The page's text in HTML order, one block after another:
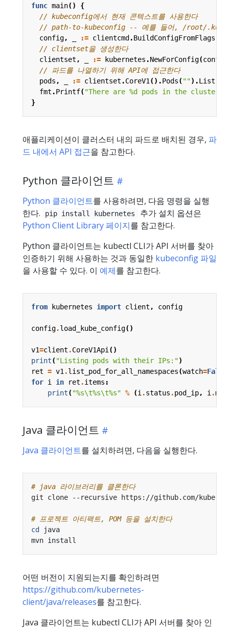
func main()
{
// kubeconfig에서 현재 콘텍스트를 사용한다
// path-to-kubeconfig -- 예를 들어, /root/
config, := clientcmd .BuildConfigFromFlags
// clientset을 생성한다
clientset , := kubernetes .NewForConfig(config
// 파드를 나열하기 위해 API에 접근한다
pods , := clientset .CoreV1 ().Pods("").List
fmt .Printf("There are %d pods in the
}
애플리케이션이 클러스터 내의 파드로 배치된 경우, 파
드 내에서 API 접근을 참고한다.
Python 클라이언트
Python 클라이언트를 사용하려면, 다음 명령을 실행
한다.
pip install kubernetes
추가 설치 옵션은
Python Client Library 페이지를 참고한다.
Python 클라이언트는 kubectl CLI가 API 서버를 찾아
인증하기 위해 사용하는 것과 동일한 kubeconfig 파일
을 사용할 수 있다. 이 예제를 참고한다.
from kubernetes import client , config
config.load_kube_config()
v1=client .CoreV1Api ()
print("Listing pods with their IPs:")
ret = v1 .list_pod_for_all_namespaces(watch=False
for i in ret .items :
print("%s\t%s\t%s" % (i .status .pod_ip, i .
Java 클라이언트
Java 클라이언트를 설치하려면, 다음을 실행한다.
# java 라이브러리를 클론한다
# 프로젝트 아티팩트, POM 등을 설치한다
cd
어떤 버전이 지원되는지를 확인하려면
https://github.com/kubernetes-
client/java/releases를 참고한다.
Java 클라이언트는 kubectl CLI가 API 서버를 찾아 인